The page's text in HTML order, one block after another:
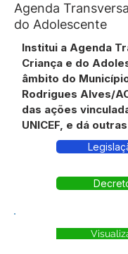
Agenda
do Adolescente
Institui a Agenda
Criança e do
âmbito do
Rodrigues Alves/
das ações
UNICEF, e dá